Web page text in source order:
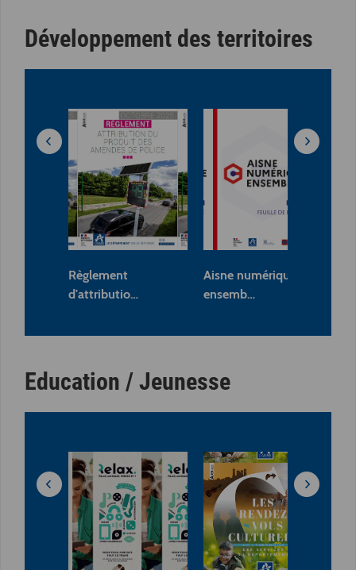
Développement des territoires
Règlement
d'attributio…
Aisne numérique
ensemb…
Education / Jeunesse